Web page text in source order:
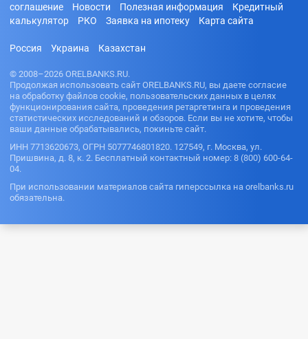
соглашение
Новости Полезная информация
Кредитный
калькулятор
РКО Заявка на ипотеку Карта сайта
Россия Украина Казахстан
© 2008–2026 ORELBANKS.RU.
Продолжая использовать сайт ORELBANKS.RU, вы даете согласие
на обработку файлов cookie, пользовательских данных в целях
функционирования сайта, проведения ретаргетинга и проведения
статистических исследований и обзоров. Если вы не хотите, чтобы
ваши данные обрабатывались, покиньте сайт.
ИНН 7713620673, ОГРН 5077746801820. 127549, г. Москва, ул.
Пришвина, д. 8, к. 2. Бесплатный контактный номер: 8 (800) 600-64-
04.
При использовании материалов сайта гиперссылка на orelbanks.ru
обязательна.